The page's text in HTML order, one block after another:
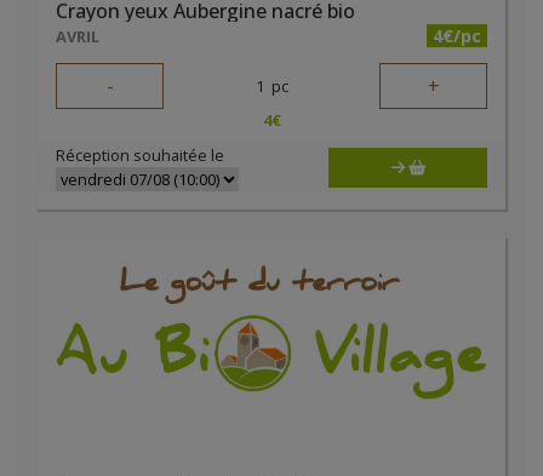
Crayon yeux Aubergine nacré bio
AVRIL 4€/pc
- 1 pc +
4€
Réception souhaitée le